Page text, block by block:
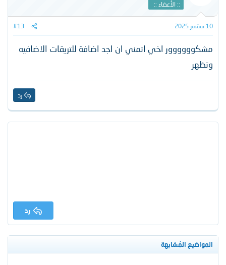
:: الأعضاء ::
10 سبتمبر 2025 #13
مشكوووووور اخي اتمني ان اجد اضافة للتريقات الاضافيه
وتظهر
رد
رد
المواضيع المُشابهة